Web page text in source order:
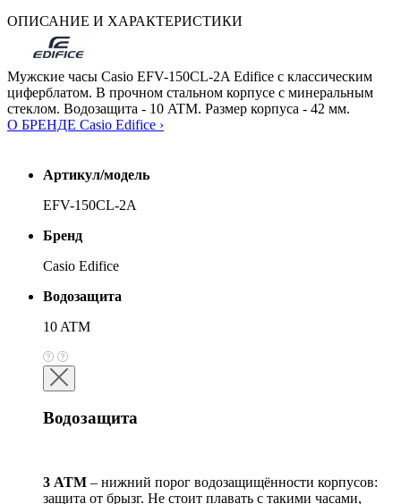
ОПИСАНИЕ И ХАРАКТЕРИСТИКИ
Мужские часы Casio EFV-150CL-2A Edifice с классическим
циферблатом. В прочном стальном корпусе с минеральным
стеклом. Водозащита - 10 ATM. Размер корпуса - 42 мм.
О БРЕНДЕ Casio Edifice ›
Артикул/модель
EFV-150CL-2A
Бренд
Casio Edifice
Водозащита
10 ATM
Водозащита
3 АТМ – нижний порог водозащищённости корпусов:
защита от брызг. Не стоит плавать с такими часами,